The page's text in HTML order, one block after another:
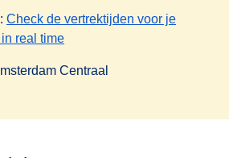
Check de vertrektijden voor je
real time(
Centraal